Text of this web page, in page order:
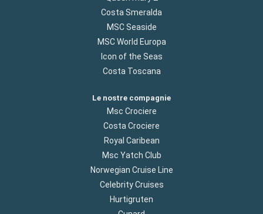
Costa Smeralda
MSC Seaside
MSC World Europa
Icon of the Seas
Costa Toscana
Le nostre compagnie
Msc Crociere
Costa Crociere
Royal Caribean
Msc Yatch Club
Norwegian Cruise Line
Celebrity Cruises
Hurtigruten